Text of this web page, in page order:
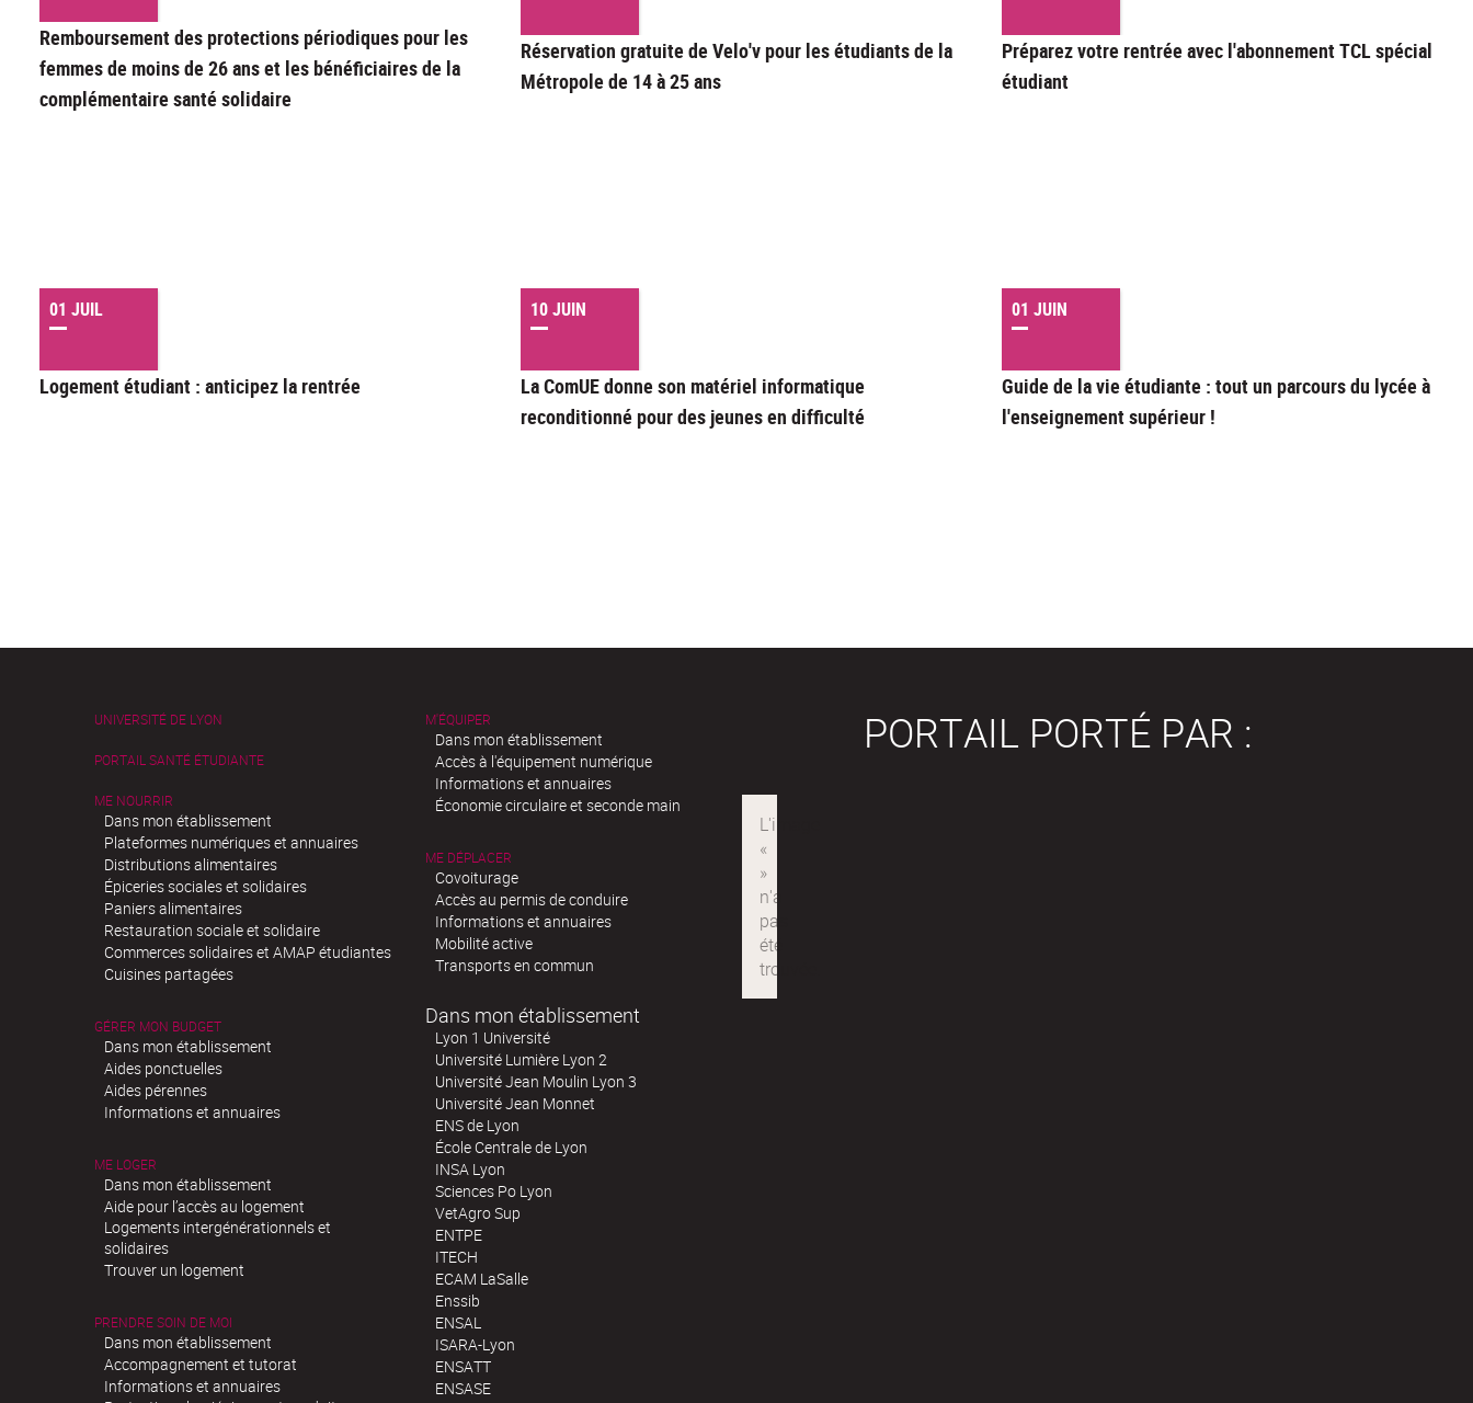
Remboursement des protections périodiques pour les
femmes de moins de 26 ans et les bénéficiaires de la
complémentaire santé solidaire
Réservation gratuite de Velo'v pour les étudiants de la
Métropole de 14 à 25 ans
Préparez votre rentrée avec l'abonnement TCL spécial
étudiant
01 JUIL
Logement étudiant : anticipez la rentrée
10 JUIN
La ComUE donne son matériel informatique
reconditionné pour des jeunes en difficulté
01 JUIN
Guide de la vie étudiante : tout un parcours du lycée à
l'enseignement supérieur !
UNIVERSITÉ DE LYON
PORTAIL SANTÉ ÉTUDIANTE
ME NOURRIR
Dans mon établissement
Plateformes numériques et annuaires
Distributions alimentaires
Épiceries sociales et solidaires
Paniers alimentaires
Restauration sociale et solidaire
Commerces solidaires et AMAP étudiantes
Cuisines partagées
GÉRER MON BUDGET
Dans mon établissement
Aides ponctuelles
Aides pérennes
Informations et annuaires
ME LOGER
Dans mon établissement
Aide pour l’accès au logement
Logements intergénérationnels et
solidaires
Trouver un logement
PRENDRE SOIN DE MOI
Dans mon établissement
Accompagnement et tutorat
Informations et annuaires
M'ÉQUIPER
Dans mon établissement
Accès à l'équipement numérique
Informations et annuaires
Économie circulaire et seconde main
ME DÉPLACER
Covoiturage
Accès au permis de conduire
Informations et annuaires
Mobilité active
Transports en commun
Dans mon établissement
Lyon 1 Université
Université Lumière Lyon 2
Université Jean Moulin Lyon 3
Université Jean Monnet
ENS de Lyon
École Centrale de Lyon
INSA Lyon
Sciences Po Lyon
VetAgro Sup
ENTPE
ITECH
ECAM LaSalle
Enssib
ENSAL
ISARA-Lyon
ENSATT
ENSASE
PORTAIL PORTÉ PAR :